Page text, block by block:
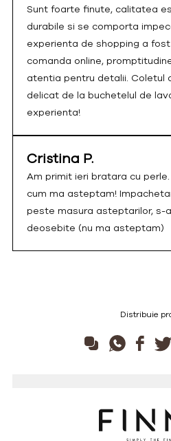
Sunt foarte finute, calitatea
durabile si se comporta
experienta de shopping a
comanda online,
atentia pentru detalii. Coletul
delicat de la buchetelul de
experienta!
Cristina P.
Am primit ieri bratara cu perle.
cum ma asteptam!
peste masura asteptarilor, s-
deosebite (nu ma asteptam)
Distribuie